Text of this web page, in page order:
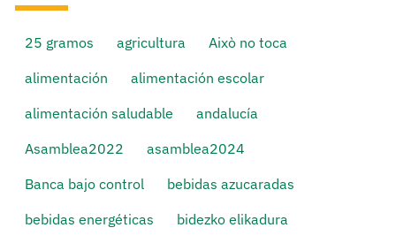
25 gramos agricultura
Això no toca
alimentación
alimentación escolar
alimentación saludable
andalucía
Asamblea2022
asamblea2024
Banca bajo control
bebidas azucaradas
bebidas energéticas
bidezko elikadura